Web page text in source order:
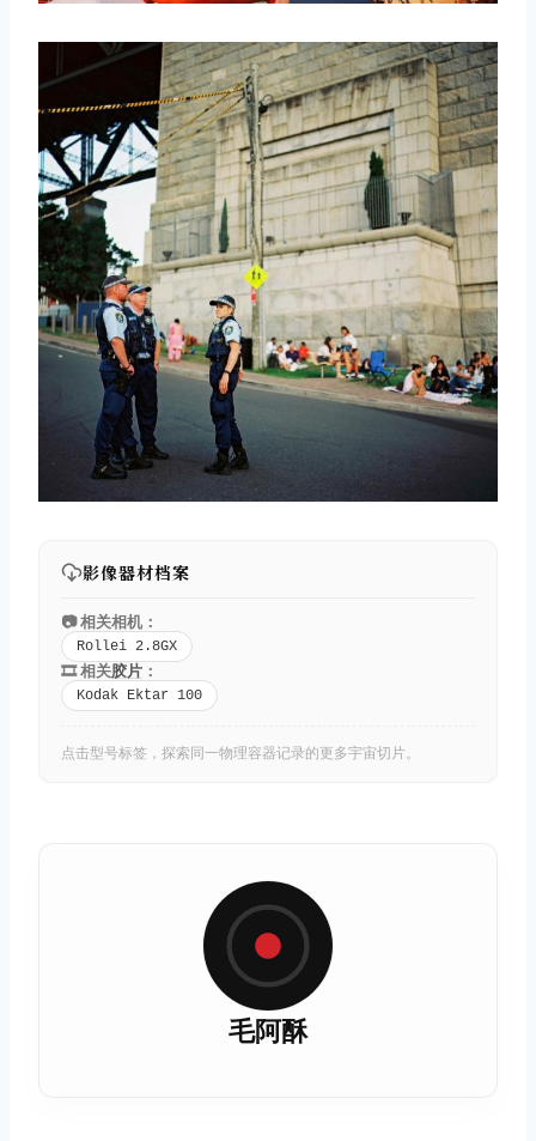
影像器材档案
📷 相关相机：
Rollei 2.8GX
🎞️ 相关胶片 ：
Kodak Ektar 100
点击型号标签，探索同一物理容器记录的更多宇宙切片。
毛阿酥